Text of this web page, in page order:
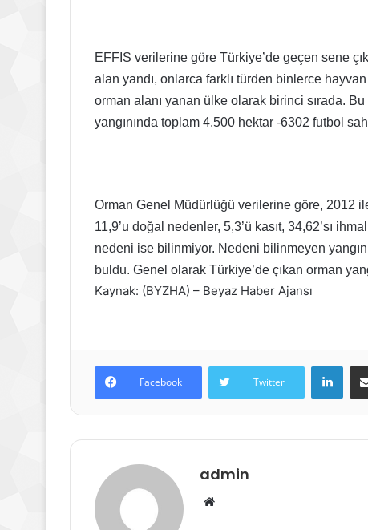
EFFIS verilerine göre Türkiye’de geçen sene
alan yandı, onlarca farklı türden binlerce
orman alanı yanan ülke olarak birinci sırada.
yangınında toplam 4.500 hektar -6302 futbol
Orman Genel Müdürlüğü verilerine göre, 2012
11,9’u doğal nedenler, 5,3’ü kasıt, 34,62’sı
nedeni ise bilinmiyor. Nedeni bilinmeyen
buldu. Genel olarak Türkiye’de çıkan orman
Kaynak: (BYZHA) – Beyaz Haber Ajansı
Facebook Twitter
admin
Web